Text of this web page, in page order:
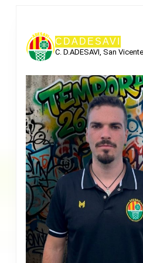
CDADESAVI
C. D.ADESAVI, San